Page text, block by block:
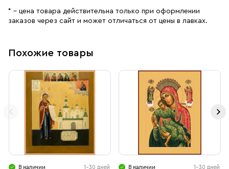
* – цена товара действительна только при оформлении
заказов через сайт и может отличаться от цены в лавках.
Похожие товары
В наличии 1-30 дней В наличии 1-30 дней